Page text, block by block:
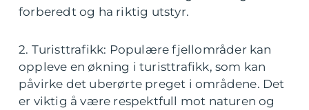
forberedt og ha riktig utstyr.
2. Turisttrafikk: Populære fjellområder kan
oppleve en økning i turisttrafikk, som kan
påvirke det uberørte preget i områdene. Det
er viktig å være respektfull mot naturen og